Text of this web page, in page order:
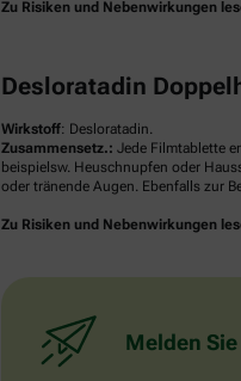
Zu Risiken und Nebenwirkungen
Desloratadin
Wirkstoff: Desloratadin.
Zusammensetz.: Jede Filmtablette
beispielsw. Heuschnupfen oder
oder tränende Augen. Ebenfalls zur
Zu Risiken und Nebenwirkungen
Melden